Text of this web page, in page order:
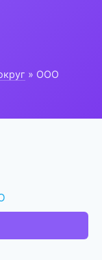
» ООО